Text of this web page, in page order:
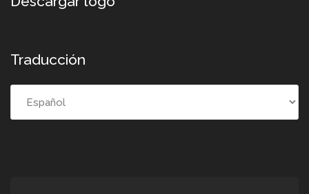
Traducción